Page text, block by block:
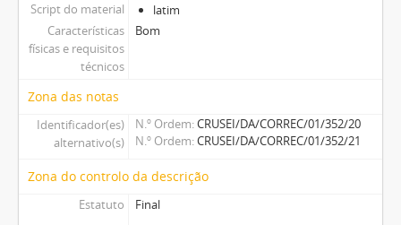
Script do material
latim
Características
físicas e requisitos
técnicos
Bom
Zona das notas
Identificador(es)
alternativo(s)
N.º Ordem CRUSEI/DA/CORREC/01/352/20
N.º Ordem CRUSEI/DA/CORREC/01/352/21
Zona do controlo da descrição
Estatuto
Final